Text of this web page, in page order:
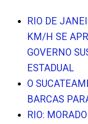
RIO DE
KM/H SE
GOVERNO
ESTADUAL
O
BARCAS
RIO: